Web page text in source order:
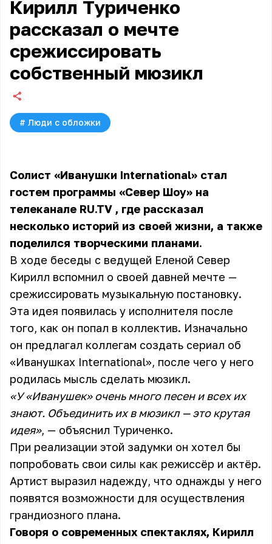
Кирилл Туриченко
рассказал о мечте
срежиссировать
собственный мюзикл
# Люди с обложки
Солист «Иванушки International» стал
гостем программы «Север Шоу» на
телеканале RU.TV , где рассказал
несколько историй из своей жизни, а также
поделился творческими планами.
В ходе беседы с ведущей Еленой Север
Кирилл вспомнил о своей давней мечте —
срежиссировать музыкальную постановку.
Эта идея появилась у исполнителя после
того, как он попал в коллектив. Изначально
он предлагал коллегам создать сериал об
«Иванушках International», после чего у него
родилась мысль сделать мюзикл.
«У «Иванушек» очень много песен и всех их
знают. Объединить их в мюзикл — это крутая
идея», — объяснил Туриченко.
При реализации этой задумки он хотел бы
попробовать свои силы как режиссёр и актёр.
Артист выразил надежду, что однажды у него
появятся возможности для осуществления
грандиозного плана.
Говоря о современных спектаклях, Кирилл